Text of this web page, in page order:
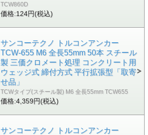
TCW860D
価格:124円(税込)
サンコーテクノ トルコンアンカー
TCW-655 M6 全長55mm 50本 スチール
製 三価クロメート処理 コンクリート用
ウェッジ式 締付方式 平行拡張型「取寄
せ品」
TCWタイプ(スチール製) M6 全長55mm TCW655
価格:4,359円(税込)
サンコーテクノ トルコンアンカー